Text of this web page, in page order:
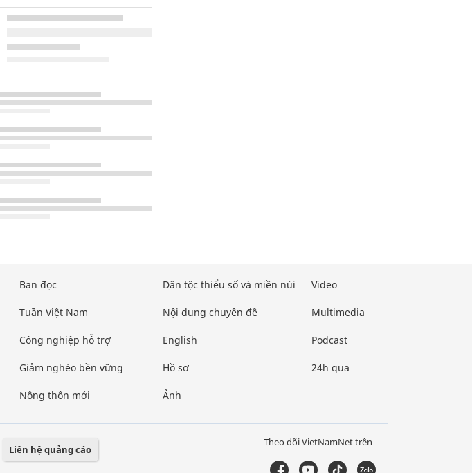
Bạn đọc
Tuần Việt Nam
Công nghiệp hỗ trợ
Giảm nghèo bền vững
Nông thôn mới
Dân tộc thiểu số và miền núi
Nội dung chuyên đề
English
Hồ sơ
Ảnh
Video
Multimedia
Podcast
24h qua
Liên hệ quảng cáo
Theo dõi VietNamNet trên